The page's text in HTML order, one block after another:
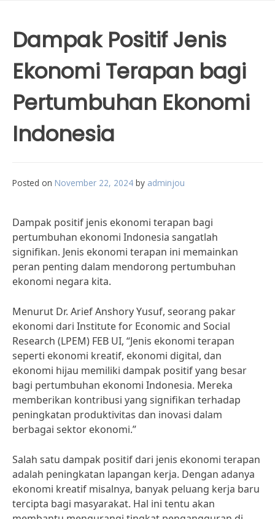
Dampak Positif Jenis
Ekonomi Terapan bagi
Pertumbuhan Ekonomi
Indonesia
Posted on November 22, 2024 by adminjou
Dampak positif jenis ekonomi terapan bagi
pertumbuhan ekonomi Indonesia sangatlah
signifikan. Jenis ekonomi terapan ini memainkan
peran penting dalam mendorong pertumbuhan
ekonomi negara kita.
Menurut Dr. Arief Anshory Yusuf, seorang pakar
ekonomi dari Institute for Economic and Social
Research (LPEM) FEB UI, “Jenis ekonomi terapan
seperti ekonomi kreatif, ekonomi digital, dan
ekonomi hijau memiliki dampak positif yang besar
bagi pertumbuhan ekonomi Indonesia. Mereka
memberikan kontribusi yang signifikan terhadap
peningkatan produktivitas dan inovasi dalam
berbagai sektor ekonomi.”
Salah satu dampak positif dari jenis ekonomi terapan
adalah peningkatan lapangan kerja. Dengan adanya
ekonomi kreatif misalnya, banyak peluang kerja baru
tercipta bagi masyarakat. Hal ini tentu akan